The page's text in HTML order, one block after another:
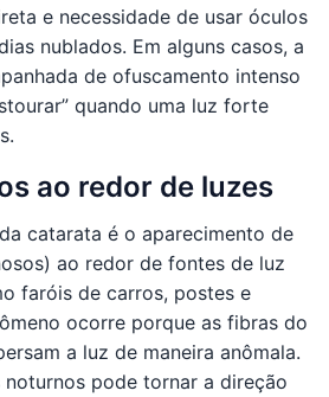
e necessidade de usar óculos
nublados. Em alguns casos, a
de ofuscamento intenso
quando uma luz forte
ao redor de luzes
catarata é o aparecimento de
ao redor de fontes de luz
faróis de carros, postes e
ocorre porque as fibras do
a luz de maneira anômala.
noturnos pode tornar a direção